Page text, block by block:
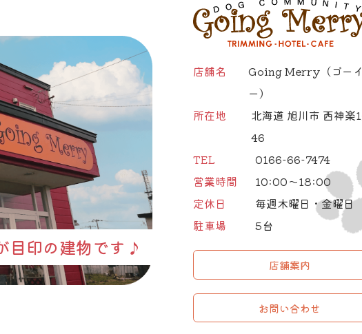
目印の建物です♪
店舗名 Going Merry（ゴー
ー）
所在地
北海道 旭川市 西神楽
46
TEL
0166-66-7474
営業時間
10:00～18:00
定休日
毎週木曜日・金曜日
駐車場
5台
店舗案内
お問い合わせ